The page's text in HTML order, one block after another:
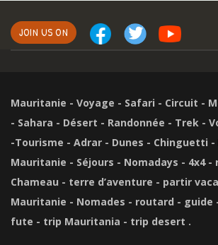
JOIN US ON
Mauritanie - Voyage - Safari - Circuit -
- Sahara - Désert - Randonnée - Trek -
-Tourisme - Adrar - Dunes - Chinguetti -
Mauritanie - Séjours - Nomadays - 4x4 -
Chameau - terre d’aventure - partir
Mauritanie - Nomades - routard - guide
fute - trip Mauritania - trip desert .